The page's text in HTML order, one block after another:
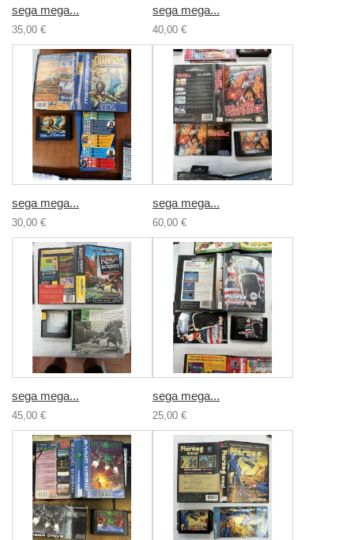
sega mega...
35,00 €
sega mega...
40,00 €
sega mega...
30,00 €
sega mega...
60,00 €
sega mega...
45,00 €
sega mega...
25,00 €